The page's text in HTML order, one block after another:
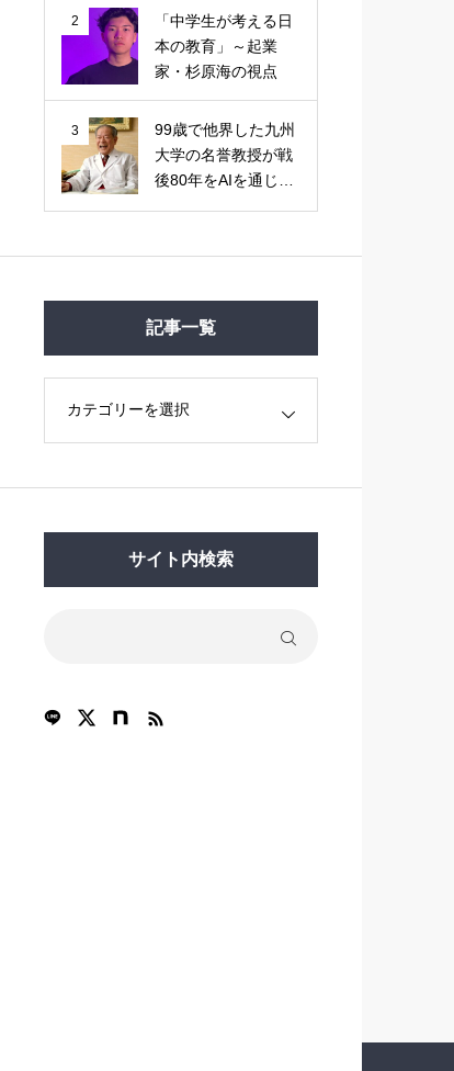
2
「中学生が考える日
本の教育」～起業
家・杉原海の視点
3
99歳で他界した九州
大学の名誉教授が戦
後80年をAIを通じて
記事一覧
サイト内検索